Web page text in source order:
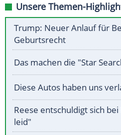
Unsere Themen-
Trump: Neuer Anlauf für
Geburtsrecht
Das machen die "Star
Diese Autos haben uns
Reese entschuldigt sich
leid"